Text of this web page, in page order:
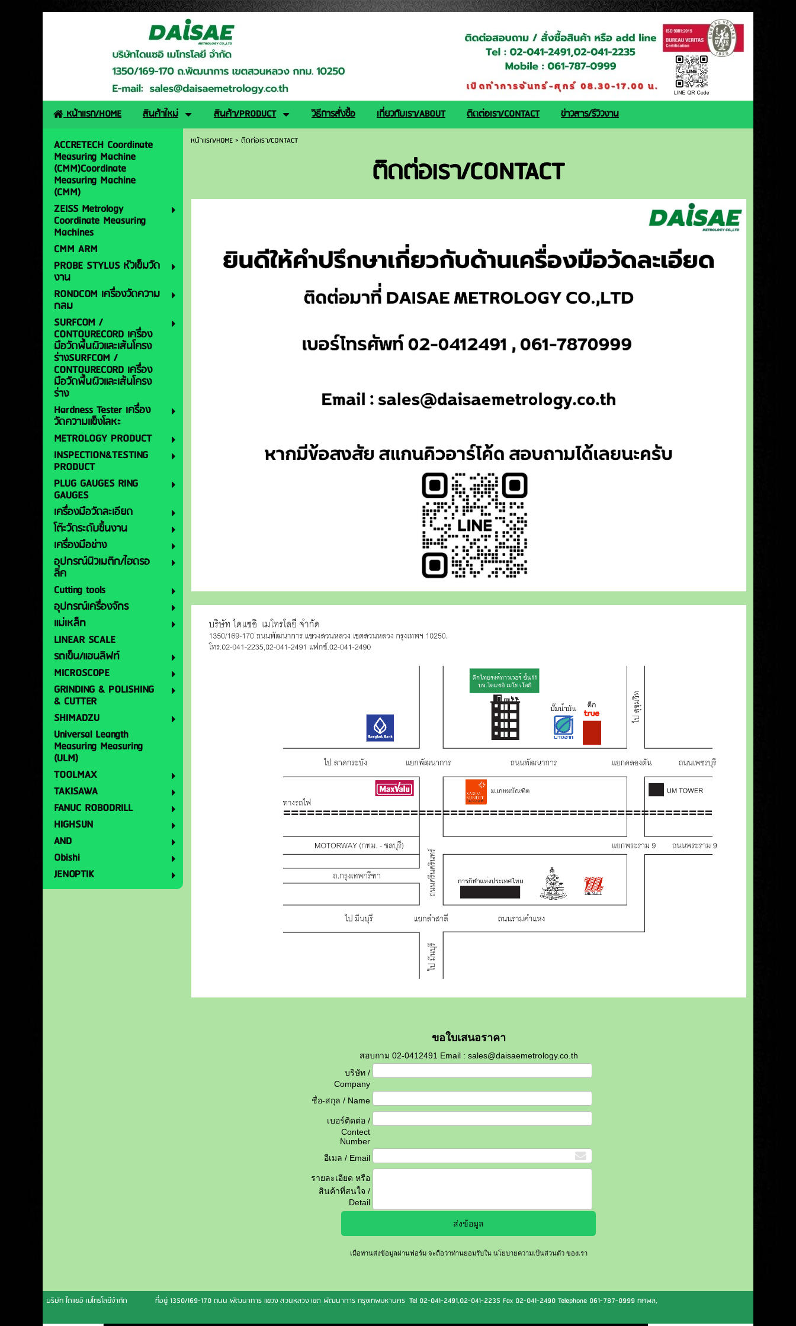
http://www.daisaemetrology.co.th/
หน้าแรก/HOME สินค้าใหม่ สินค้า/PRODUCT วิธีการสั่งซื้อ เกี่ยวกับเรา/ABOUT ติดต่อเรา/CONTACT ข่าวสาร/รีวิวงาน
ACCRETECH Coordinate
Measuring Machine
(CMM)Coordinate
Measuring Machine
(CMM)
ZEISS Metrology
Coordinate Measuring
Machines
CMM ARM
PROBE STYLUS หัวเข็มวัด
งาน
RONDCOM เครื่องวัดความ
กลม
SURFCOM /
CONTOURECORD เครื่อง
มือวัดพื้นผิวและเส้นโครง
ร่างSURFCOM /
CONTOURECORD เครื่อง
มือวัดพื้นผิวและเส้นโครง
ร่าง
Hardness Tester เครื่อง
วัดความแข็งโลหะ
METROLOGY PRODUCT
INSPECTION&TESTING
PRODUCT
PLUG GAUGES RING
GAUGES
เครื่องมือวัดละเอียด
โต๊ะวัดระดับชิ้นงาน
เครื่องมือช่าง
อุปกรณ์นิวเมติก/ไฮดรอ
ลิค
Cutting tools
อุปกรณ์เครื่องจักร
แม่เหล็ก
LINEAR SCALE
รถเข็น/แฮนลิฟท์
MICROSCOPE
GRINDING & POLISHING
& CUTTER
SHIMADZU
Universal Leangth
Measuring Measuring
(ULM)
TOOLMAX
TAKISAWA
FANUC ROBODRILL
HIGHSUN
AND
Obishi
JENOPTIK
หน้าแรก/HOME> ติดต่อเรา/CONTACT
ติดต่อเรา/CONTACT
ขอใบเสนอราคา
สอบถาม 02-0412491 Email : sales@daisaemetrology.co.th
บริษัท /
Company
ชื่อ-สกุล / Name
เบอร์ติดต่อ /
Contect
Number
อีเมล / Email
รายละเอียด หรือ
สินค้าที่สนใจ /
Detail
เมื่อท่านส่งข้อมูลผ่านฟอร์ม จะถือว่าท่านยอมรับในนโยบายความเป็นส่วนตัว ของเรา
บริษัท ไดแซอิ เมโทรโลยีจำกัด ที่อยู่ 1350/169-170 ถนน พัฒนาการ แขวง สวนหลวง เขต พัฒนาการ กรุงเทพมหานคร Tel 02-041-2491,02-041-2235 Fax 02-041-2490 Telephone 061-787-0999 ทศพล,